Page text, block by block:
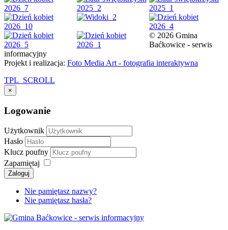
© 2026 Gmina
Baćkowice - serwis
informacyjny
Projekt i realizacja: Foto Media Art - fotografia interaktywna
TPL_SCROLL
×
Logowanie
Użytkownik
Hasło
Klucz poufny
Zapamiętaj
Zaloguj
Nie pamiętasz nazwy?
Nie pamiętasz hasła?